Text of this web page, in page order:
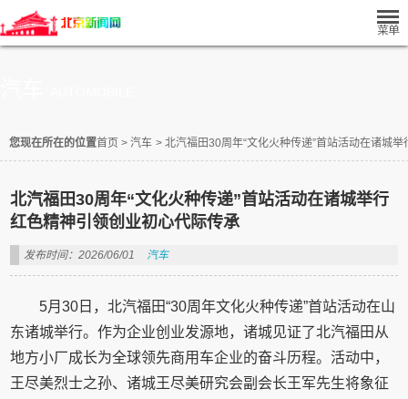
您现在所在的位置首页 > 汽车 > 北汽福田30周年“文化火种传递”首站活动在诸城
北汽福田30周年“文化火种传递”首站活动在诸城举行
红色精神引领创业初心代际传承
发布时间：2026/06/01 汽车
5月30日，北汽福田“30周年文化火种传递”首站活动在山
东诸城举行。作为企业创业发源地，诸城见证了北汽福田从
地方小厂成长为全球领先商用车企业的奋斗历程。活动中，
王尽美烈士之孙、诸城王尽美研究会副会长王军先生将象征